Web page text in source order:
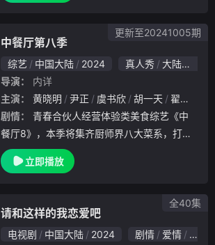
中餐厅第八季
综艺 中国大陆 2024 真人秀
大陆综艺
导演：
内详
主演：
黄晓明 尹正 虞书欣 胡一天 翟潇闻
剧情：
餐厅8》，本季将集齐厨师界八大菜系，打造
一店三开的复合型经营模式，邀请本土、海归
等多元嘉宾阵容及岗位设计，激发人物关系碰
立即播放
更新至20241005期
请和这样的我恋爱吧
电视剧 中国大陆 2024 剧情 爱情
国产
全40集